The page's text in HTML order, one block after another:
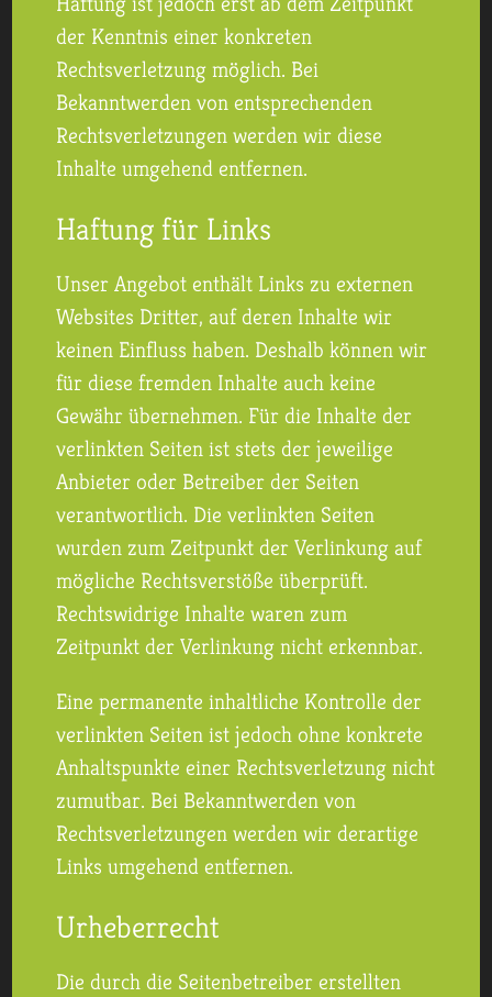
der Kenntnis einer konkreten
Rechtsverletzung möglich. Bei
Bekanntwerden von entsprechenden
Rechtsverletzungen werden wir diese
Inhalte umgehend entfernen.
Haftung für Links
Unser Angebot enthält Links zu externen
Websites Dritter, auf deren Inhalte wir
keinen Einfluss haben. Deshalb können wir
für diese fremden Inhalte auch keine
Gewähr übernehmen. Für die Inhalte der
verlinkten Seiten ist stets der jeweilige
Anbieter oder Betreiber der Seiten
verantwortlich. Die verlinkten Seiten
wurden zum Zeitpunkt der Verlinkung auf
mögliche Rechtsverstöße überprüft.
Rechtswidrige Inhalte waren zum
Zeitpunkt der Verlinkung nicht erkennbar.
Eine permanente inhaltliche Kontrolle der
verlinkten Seiten ist jedoch ohne konkrete
Anhaltspunkte einer Rechtsverletzung nicht
zumutbar. Bei Bekanntwerden von
Rechtsverletzungen werden wir derartige
Links umgehend entfernen.
Urheberrecht
Die durch die Seitenbetreiber erstellten